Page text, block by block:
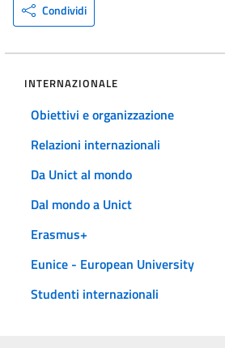
Condividi
INTERNAZIONALE
Obiettivi e organizzazione
Relazioni internazionali
Da Unict al mondo
Dal mondo a Unict
Erasmus+
Eunice - European University
Studenti internazionali